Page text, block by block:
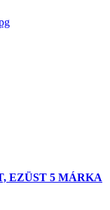
EZÜST 5 MÁRKA